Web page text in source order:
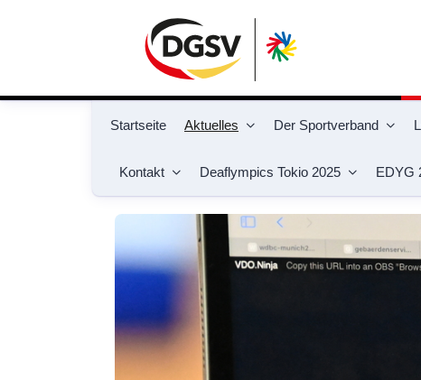
Startseite Aktuelles Der Sportverband
Kontakt Deaflympics Tokio 2025 EDYG